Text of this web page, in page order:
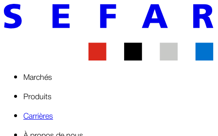
Marchés
Produits
Carrières